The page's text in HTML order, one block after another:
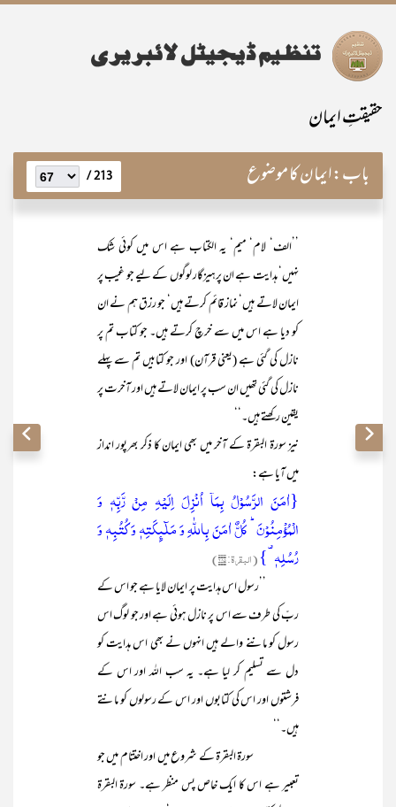
حقیقتِ ایمان
باب:ایمان کا موضوع 213 /
’’الف‘ لام‘ میم‘ یہ الکتاب ہے اس میں کوئی شک
نہیں‘ ہدایت ہے ان پرہیزگار لوگوں کے لیے جو غیب پر
ایمان لاتے ہیں‘ نماز قائم کرتے ہیں‘ جو رزق ہم نے ان
کو دیا ہے اس میں سے خرچ کرتے ہیں۔ جو کتاب تم پر
نازل کی گئی ہے (یعنی قرآن) اور جو کتابیں تم سے پہلے
نازل کی گئی تھیں ان سب پر ایمان لاتے ہیں اور آخرت پر
یقین رکھتے ہیں۔‘‘
نیز سورۃ البقرۃ کے آخر میں بھی ایمان کا ذکر بھرپور انداز
میں آیا ہے:
{اٰمَنَ الرَّسُوۡلُ بِمَاۤ اُنۡزِلَ اِلَیۡہِ مِنۡ رَّبِّہٖ وَ
الۡمُؤۡمِنُوۡنَ ؕ کُلٌّ اٰمَنَ بِاللّٰہِ وَ مَلٰٓئِکَتِہٖ وَ کُتُبِہٖ وَ
رُسُلِہٖ ۟}(البقرۃ: ۲۸۵)
’’رسول اس ہدایت پر ایمان لایا ہے جو اس کے
ربّ کی طرف سے اس پر نازل ہوئی ہے اور جو لوگ اس
رسول کو ماننے والے ہیں انہوں نے بھی اس ہدایت کو
دل سے تسلیم کر لیا ہے۔ یہ سب اللہ اور اس کے
فرشتوں اور اس کی کتابوں اور اس کے رسولوں کو مانتے
ہیں۔‘‘
سورۃ البقرۃ کے شروع میں اور اختتام میں جو
تعبیر ہے اس کا ایک خاص پس منظر ہے۔ سورۃ البقرۃ